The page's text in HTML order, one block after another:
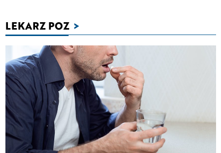
LEKARZ POZ >